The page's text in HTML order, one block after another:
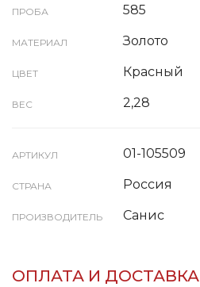
ПРОБА 585
МАТЕРИАЛ Золото
ЦВЕТ Красный
ВЕС 2,28
АРТИКУЛ 01-105509
СТРАНА Россия
ПРОИЗВОДИТЕЛЬ Санис
ОПЛАТА И ДОСТАВКА